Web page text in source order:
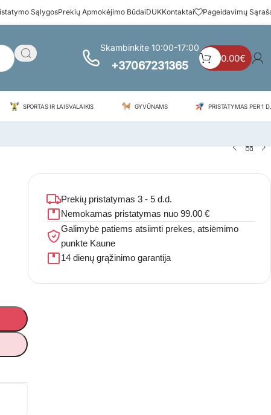
SąlygosPrekių Apmokėjimo BūdaiDUKKontaktai Pageidavimų
Skambinkite 10:00-17:00
+37067231365
0.00€
SPORTAS IR LAISVALAIKIS GYVŪNAMS PRISTATYMAS PER 1
Prekių pristatymas 3 - 5 d.d.
Nemokamas pristatymas nuo 99.00 €
Galimybė patiems atsiimti prekes, atsiėmimo
punkte Kaune
14 dienų grąžinimo garantija